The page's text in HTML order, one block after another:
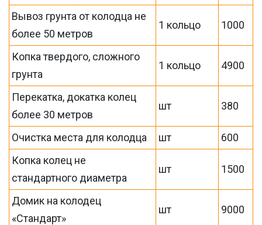
Вывоз грунта от колодца не
более 50 метров
1 кольцо 1000
Копка твердого, сложного
грунта
1 кольцо 4900
Перекатка, докатка колец
более 30 метров
шт 380
Очистка места для колодца шт
600
Копка колец не
стандартного диаметра
шт 1500
Домик на колодец
«Стандарт»
шт 9000